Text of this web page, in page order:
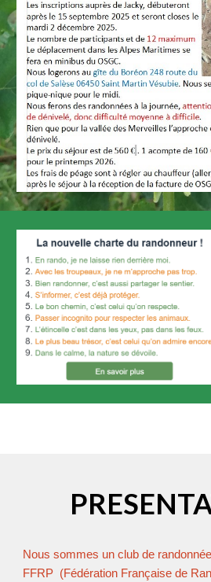
Nous sommes un club de
FFRP (Fédération Française de